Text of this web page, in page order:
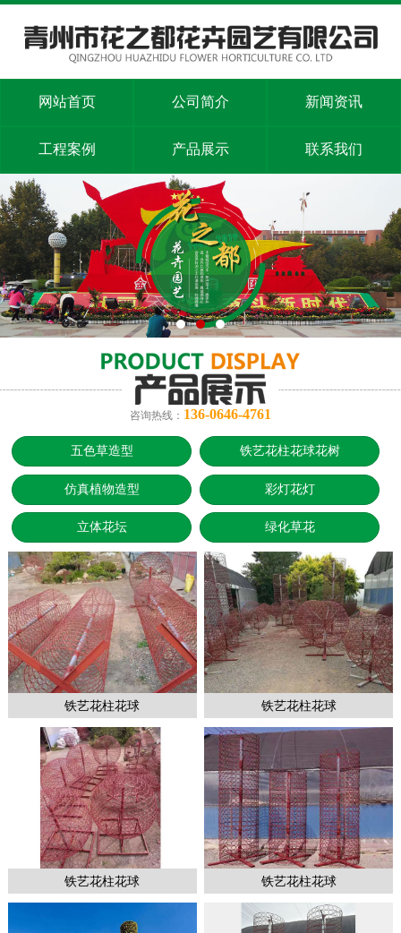
网站首页 公司简介 新闻资讯
工程案例 产品展示 联系我们
咨询热线： 136-0646-4761
五色草造型 铁艺花柱花球花树
仿真植物造型 彩灯花灯
立体花坛 绿化草花
铁艺花柱花球 铁艺花柱花球
铁艺花柱花球 铁艺花柱花球